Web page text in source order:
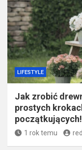
LIFESTYLE
Jak zrobić
prostych
początkujących!
1 rok temu